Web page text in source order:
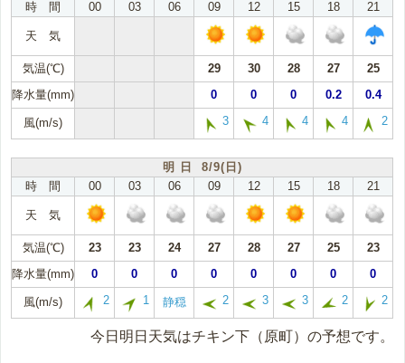
時 間
00 03 06 09 12 15 18 21
天 気
気温(℃) 29 30 28 27
25
降水量(mm)
0 0 0 0.2 0.4
風(m/s) 3 4 4 4 2
明 日 8/9(日)
時 間
00 03 06 09 12 15 18 21
天 気
気温(℃) 23 23 24 27 28 27 25
23
降水量(mm)
0 0 0 0 0 0 0 0
風(m/s) 2 1 静穏 2 3 3 2 2
今日明日天気はチキン下（原町）の予想です。